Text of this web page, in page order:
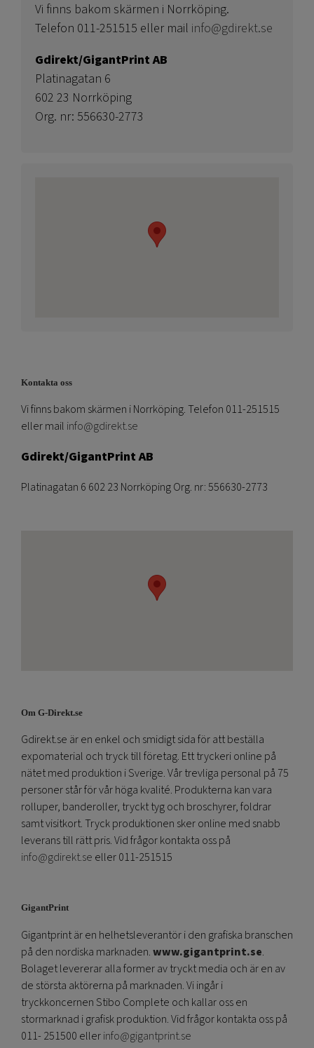
Vi finns bakom skärmen i Norrköping.
Telefon 011-251515 eller mail info@gdirekt.se
Gdirekt/GigantPrint AB
Platinagatan 6
602 23 Norrköping
Org. nr: 556630-2773
Kontakta oss
Vi finns bakom skärmen i Norrköping. Telefon 011-251515
eller mail info@gdirekt.se
Gdirekt/GigantPrint AB
Platinagatan 6 602 23 Norrköping Org. nr: 556630-2773
Om G-Direkt.se
Gdirekt.se är en enkel och smidigt sida för att beställa
expomaterial och tryck till företag. Ett tryckeri online på
nätet med produktion i Sverige. Vår trevliga personal på 75
personer står för vår höga kvalité. Produkterna kan vara
rolluper, banderoller, tryckt tyg och broschyrer, foldrar
samt visitkort. Tryck produktionen sker online med snabb
leverans till rätt pris. Vid frågor kontakta oss på
info@gdirekt.se eller 011-251515
GigantPrint
Gigantprint är en helhetsleverantör i den grafiska branschen
på den nordiska marknaden.www.gigantprint.se.
Bolaget levererar alla former av tryckt media och är en av
de största aktörerna på marknaden. Vi ingår i
tryckkoncernen Stibo Complete och kallar oss en
stormarknad i grafisk produktion. Vid frågor kontakta oss på
011- 251500 ellerinfo@gigantprint.se